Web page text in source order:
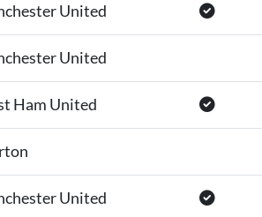
United
United
Ham United
United